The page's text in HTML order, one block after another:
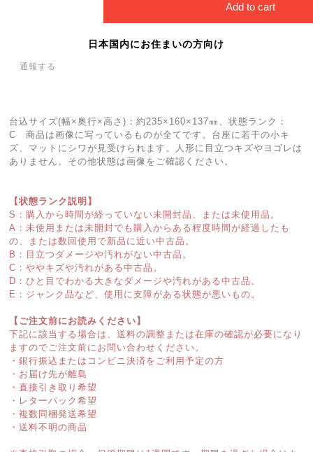
Add to cart
日本国内にお住まいの方向け
通報する
台込サイズ(幅×奥行×高さ)：約235×160×137㎜、状態ランク：
C 商品は画像に写っているものが全てです。台座に若干の小キ
ズ、マットにシワが見受けられます。人形に目立つキズやヨゴレは
ありません。その他状態は画像をご確認ください。
【状態ランク説明】
S：購入から時間が経っていない未開封品、または未使用品。
A：未使用または未開封でも購入からある程度時間が経過したも
の、または数回使用で新品に近い中古品。
B：目立つダメージや汚れがない中古品。
C：ややキズや汚れがある中古品。
D：ひと目でわかる大きなダメージや汚れがある中古品。
E：ジャンク品など、使用に支障がある状態が悪いもの。
【ご注文前にお読みください】
下記に該当する場合は、送料の調整または在庫の確認が必要になり
ますのでご注文前にお問い合わせください。
・銀行振込またはコンビニ決済をご利用予定の方
・お届け先が離島
・直接引き取り希望
・レターパック希望
・複数同梱発送希望
・送料不明の商品